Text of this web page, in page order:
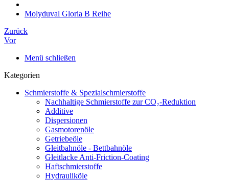
Molyduval Gloria B Reihe
Zurück
Vor
Menü schließen
Kategorien
Schmierstoffe & Spezialschmierstoffe
Nachhaltige Schmierstoffe zur CO₂-Reduktion
Additive
Dispersionen
Gasmotorenöle
Getriebeöle
Gleitbahnöle - Bettbahnöle
Gleitlacke Anti-Friction-Coating
Haftschmierstoffe
Hydrauliköle